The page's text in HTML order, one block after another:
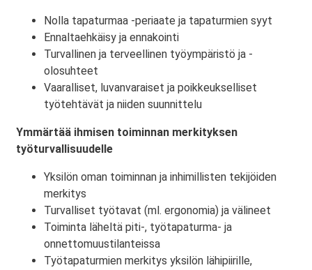
Nolla tapaturmaa -periaate ja tapaturmien syyt
Ennaltaehkäisy ja ennakointi
Turvallinen ja terveellinen työympäristö ja -
olosuhteet
Vaaralliset, luvanvaraiset ja poikkeukselliset
työtehtävät ja niiden suunnittelu
Ymmärtää ihmisen toiminnan merkityksen
työturvallisuudelle
Yksilön oman toiminnan ja inhimillisten tekijöiden
merkitys
Turvalliset työtavat (ml. ergonomia) ja välineet
Toiminta läheltä piti-, työtapaturma- ja
onnettomuustilanteissa
Työtapaturmien merkitys yksilön lähipiirille,